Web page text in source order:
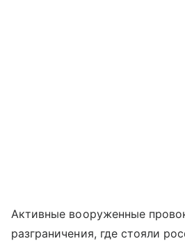
Активные вооруженные
разграничения, где стояли